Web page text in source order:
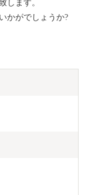
します。
かがでしょうか?